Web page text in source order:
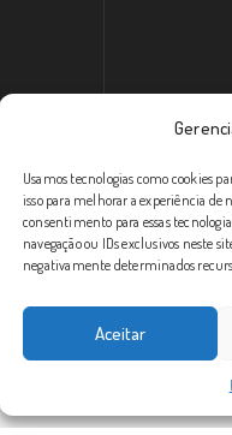
Usamos tecnologias como cookies
isso para melhorar a experiência de
consentimento para essas
navegação ou IDs exclusivos neste
negativamente determinados
Aceitar